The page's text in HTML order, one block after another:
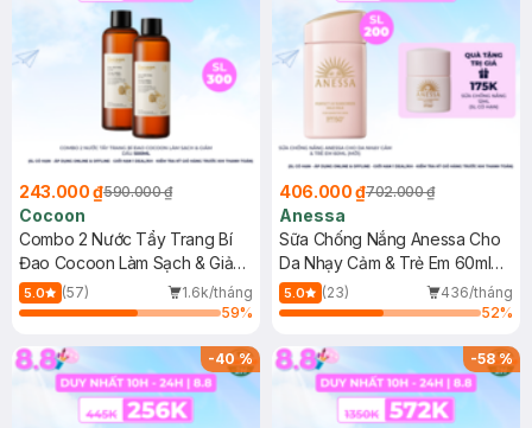
243.000 ₫590.000 ₫
Cocoon
Combo 2 Nước Tẩy Trang Bí
Đao Cocoon Làm Sạch & Giảm
Dầu 500ml
5.0 (57)
1.6k/tháng
59%
406.000 ₫702.000 ₫
Anessa
Sữa Chống Nắng Anessa Cho
Da Nhạy Cảm & Trẻ Em 60ml
(Mới)
5.0 (23)
436/tháng
52%
-40% -58%